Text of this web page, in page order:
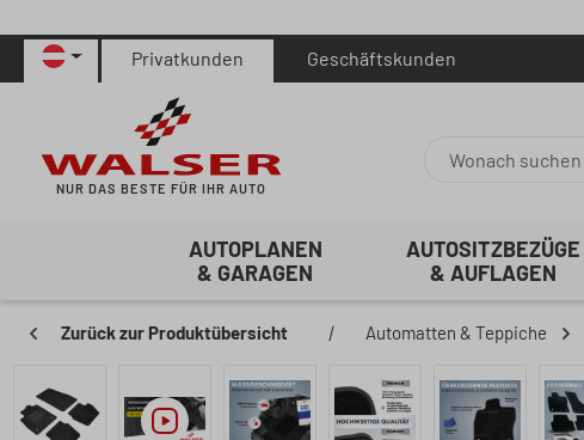
Privatkunden Geschäftskunden
NUR DAS BESTE FÜR IHR AUTO
AUTOPLANEN
& GARAGEN
AUTOSITZBEZÜGE
& AUFLAGEN
Zurück zur Produktübersicht | Automatten & Teppiche
Bildergalerie überspringen